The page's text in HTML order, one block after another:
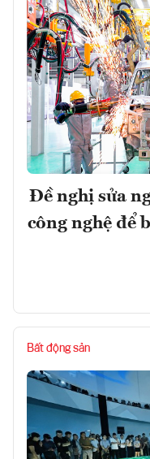
Đề nghị sửa
công nghệ để
Bất động sản